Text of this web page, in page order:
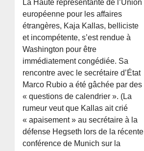
La Haute représentante de l’Union
européenne pour les affaires
étrangères, Kaja Kallas, belliciste
et incompétente, s’est rendue à
Washington pour être
immédiatement congédiée. Sa
rencontre avec le secrétaire d’État
Marco Rubio a été gâchée par des
« questions de calendrier ». (La
rumeur veut que Kallas ait crié
« apaisement » au secrétaire à la
défense Hegseth lors de la récente
conférence de Munich sur la